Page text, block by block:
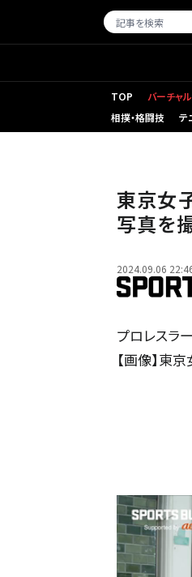
TOP バーチャ
相撲・格闘技
テ
東京女
写真を
2024.09.06
プロレスラ
【画像】東